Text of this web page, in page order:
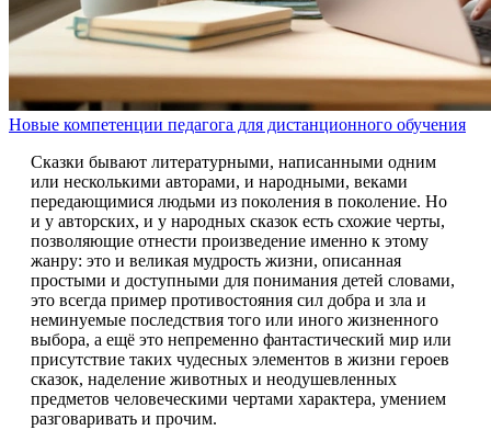
Новые компетенции педагога для дистанционного обучения
Сказки бывают литературными, написанными одним
или несколькими авторами, и народными, веками
передающимися людьми из поколения в поколение. Но
и у авторских, и у народных сказок есть схожие черты,
позволяющие отнести произведение именно к этому
жанру: это и великая мудрость жизни, описанная
простыми и доступными для понимания детей словами,
это всегда пример противостояния сил добра и зла и
неминуемые последствия того или иного жизненного
выбора, а ещё это непременно фантастический мир или
присутствие таких чудесных элементов в жизни героев
сказок, наделение животных и неодушевленных
предметов человеческими чертами характера, умением
разговаривать и прочим.